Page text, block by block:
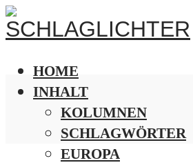
HOME
INHALT
KOLUMNEN
SCHLAGWÖRTER
EUROPA